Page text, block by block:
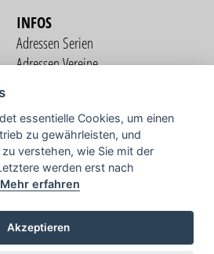
INFOS
Adressen Serien
Adressen Vereine
COMMUNITY
TV
essentielle Cookies, um einen
zu gewährleisten, und
verstehen, wie Sie mit der
werden erst nach
Mehr erfahren
Akzeptieren